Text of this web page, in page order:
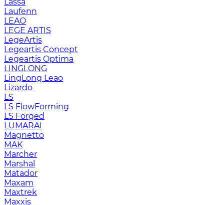
Laufenn
LEAO
LEGE ARTIS
LegeArtis
Legeartis Concept
Legeartis Optima
LINGLONG
LingLong Leao
Lizardo
LS
LS FlowForming
LS Forged
LUMARAI
Magnetto
MAK
Marcher
Marshal
Matador
Maxam
Maxtrek
Maxxis